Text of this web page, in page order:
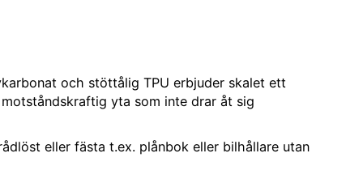
och stöttålig TPU erbjuder skalet ett
yta som inte drar åt sig
eller fästa t.ex. plånbok eller bilhållare utan